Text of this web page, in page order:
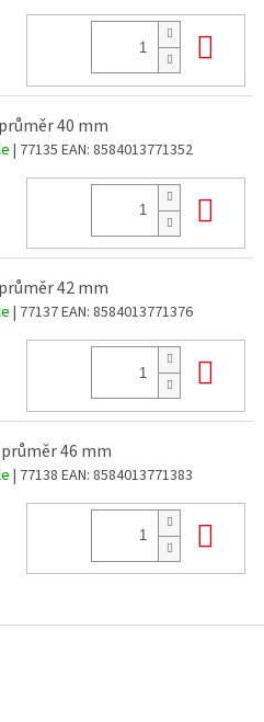
40 mm
| 77135 EAN: 8584013771352
42 mm
| 77137EAN: 8584013771376
46 mm
| 77138 EAN: 8584013771383